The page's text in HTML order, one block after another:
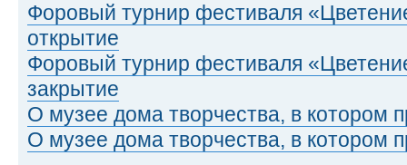
Форовый турнир фестиваля
открытие
Форовый турнир фестиваля
закрытие
О музее дома творчества, в котором
О музее дома творчества, в котором